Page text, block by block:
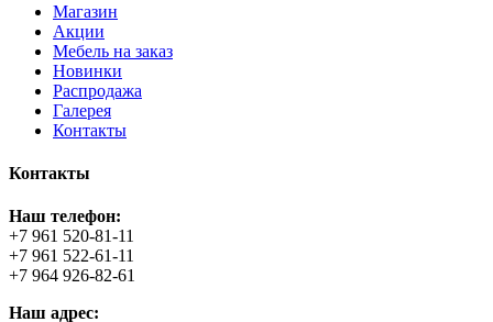
Магазин
Акции
Мебель на заказ
Новинки
Распродажа
Галерея
Контакты
Контакты
Наш телефон:
+7 961 520-81-11
+7 961 522-61-11
+7 964 926-82-61
Наш адрес: